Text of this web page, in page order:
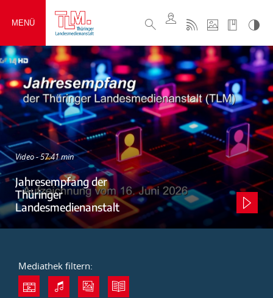
MENÜ
Video - 57:41 min
Jahresempfang der
Thüringer
Landesmedienanstalt
Mediathek filtern: